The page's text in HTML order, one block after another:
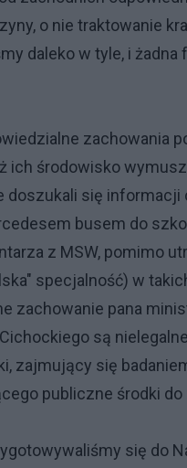
o nie traktowanie
daleko w tyle, i żadna
zachowania
ich środowisko
doszukali się
busem do
z MSW, pomimo
specjalność) w
zachowanie pana
są
zajmujący się
publiczne środki
się do